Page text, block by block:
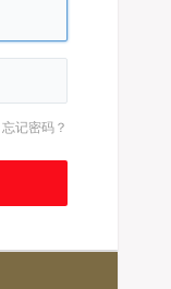
忘记密码？